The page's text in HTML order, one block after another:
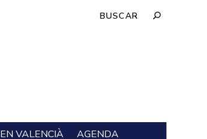
EN VALENCIÀ AGENDA